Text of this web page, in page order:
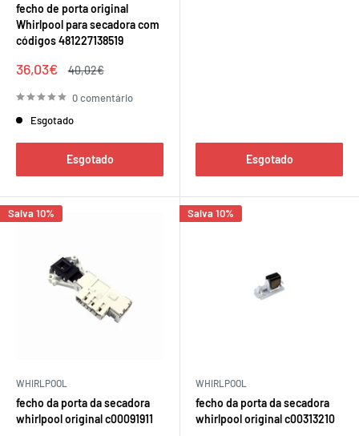
fecho de porta original
Whirlpool para secadora com
códigos 481227138519
Preço
venda
36,03€
Preço
40,02€
0 comentário
Esgotado
Esgotado Esgotado
Salva 10%
WHIRLPOOL
fecho da porta da secadora
whirlpool original c00091911
Salva 10%
WHIRLPOOL
fecho da porta da secadora
whirlpool original c00313210